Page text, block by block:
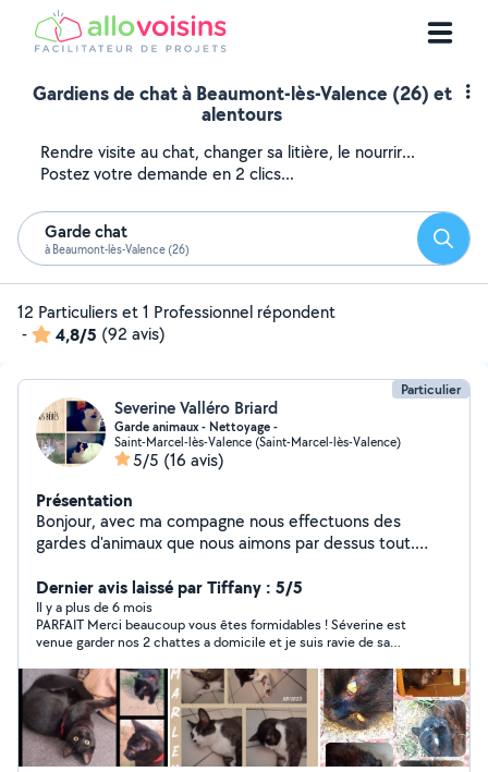
Gardiens de chat à Beaumont-lès-Valence (26) et
alentours
Rendre visite au chat, changer sa litière, le nourrir...
Postez votre demande en 2 clics...
Garde chat
à Beaumont-lès-Valence (26)
12 Particuliers et 1 Professionnel répondent
-
4,8/5 (92 avis)
Particulier
Severine Valléro Briard
Garde animaux - Nettoyage -
Saint-Marcel-lès-Valence (Saint-Marcel-lès-Valence)
5/5 (16 avis)
Présentation
Bonjour, avec ma compagne nous effectuons des
gardes d'animaux que nous aimons par dessus tout.
pour chatons ) car nous avons des chats très peu
sociables , nous pouvons garder a notre domicile les
animaux en cage sans soucis . N'hésitez pas a nous
contacter. Nous pouvons également aider à diverses
taches ( nettoyage particulier, locations courte durée,
etat des lieux , livraisons de courses ...) Mes centres
d'intérêts sont les loisirs creatifs . Bonne journée à tous.
Dernier avis laissé par Tiffany : 5/5
Il y a plus de 6 mois
PARFAIT Merci beaucoup vous êtes formidables ! Séverine est
venue garder nos 2 chattes a domicile et je suis ravie de sa
bienveillante et serviable je vous remercie ! A très vite pour
une prochaine garde